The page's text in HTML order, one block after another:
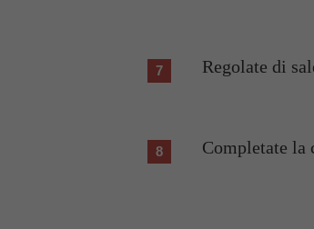
Regolate di
Completate la